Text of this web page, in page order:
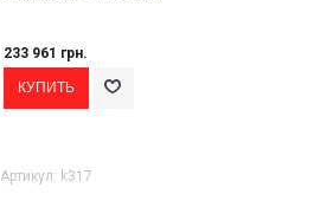
233 961 грн.
Артикул: k317